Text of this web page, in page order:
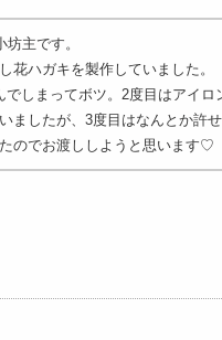
主です。
花ハガキを製作していました。
しまってボツ。2度目はアイロ
ましたが、3度目はなんとか許
のでお渡ししようと思います♡